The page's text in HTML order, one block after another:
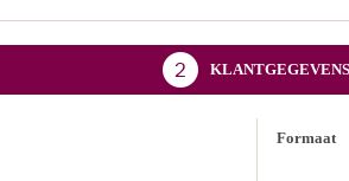
KLANTGEGEVENS
Formaat